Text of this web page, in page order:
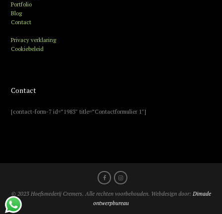
Portfolio
Blog
Contact
Privacy verklaring
Cookiebeleid
Contact
[contact-form-7 id=”1983″ title=”Contactformulier 1″]
© 2023 Hoefsmederij Cremers. Alle rechten voorbehouden. Webdesign door: Dimade
ontwerpbureau